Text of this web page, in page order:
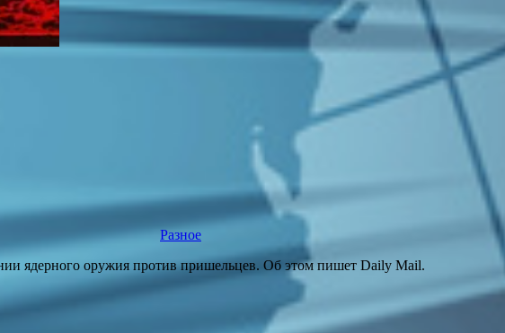
Разное
ядерного оружия против пришельцев. Об этом пишет Daily Mail.